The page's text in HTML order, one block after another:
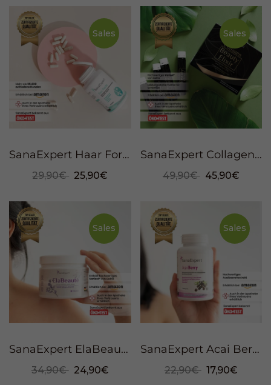
Sales
SanaExpert Haar Forte, 120 Kapseln
29,90€ 25,90€
Sales
SanaExpert Collagen Beauty Elixir, 750ml
49,90€ 45,90€
Sales
SanaExpert ElaBeauté Kollagen, 150g
34,90€ 24,90€
Sales
SanaExpert Acai Berry, 120 Kapseln
22,90€ 17,90€